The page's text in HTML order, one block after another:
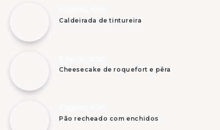
Caldeirada de tintureira
Cheesecake de roquefort e pêra
Pão recheado com enchidos